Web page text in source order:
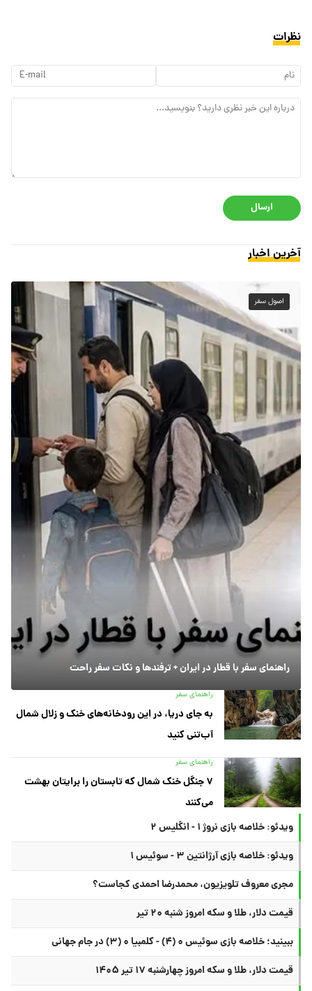
نظرات
ارسال
آخرین اخبار
اصول سفر
راهنمای سفر با قطار در ایران + ترفندها و نکات سفر راحت
راهنمای سفر
به جای دریا، در این رودخانه‌های خنک و زلال شمال
آب‌تنی کنید
راهنمای سفر
۷ جنگل خنک شمال که تابستان را برایتان بهشت
می‌کنند
ویدئو: خلاصه بازی نروژ ۱ - انگلیس ۲
ویدئو: خلاصه بازی آرژانتین ۳ - سوئیس ۱
مجری معروف تلویزیون، محمدرضا احمدی کجاست؟
قیمت دلار، طلا و سکه امروز شنبه ۲۰ تیر
ببینید؛ خلاصه بازی سوئیس ۰ (۴) - کلمبیا ۰ (۳) در جام جهانی
قیمت دلار، طلا و سکه امروز چهارشنبه ۱۷ تیر ۱۴۰۵